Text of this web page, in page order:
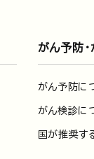
がん予防
がん予防に
がん検診に
国が推奨す